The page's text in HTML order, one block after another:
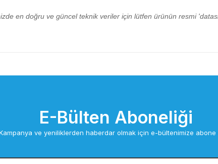
en doğru ve güncel teknik veriler için lütfen ürünün resmi
E-Bülten Aboneliği
ve yeniliklerden haberdar olmak için e-bültenimize abone